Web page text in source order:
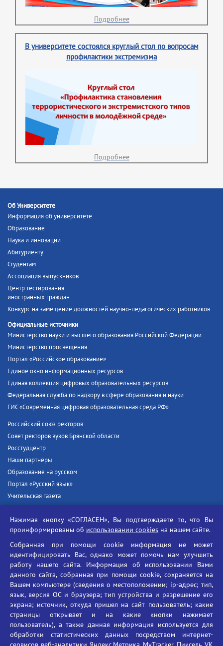
Подробнее
В университете состоялся круглый стол по вопросам
профилактики экстремизма
Подробнее
Об Университете
Информация об университете
Образование
Наука и инновации
Абитуриенту
Студентам
Ассоциация выпускников
Центр тестирования
иностранных граждан
Конкурс на замещение должностей научно-педагогических работников
Официальные источники
Министерство науки и высшего образования Российской Федерации
Министерство просвещения
Портал «Российское образование»
Единое окно информационных ресурсов
Единая коллекция цифровых образовательных ресурсов
Федеральная служба по надзору в сфере образования и науки
ГИС «Современная цифровая образовательная среда РФ»
Российский союз ректоров
Совет ректоров вузов Брянской области
Росстудцентр
Наши партнёры
Образование на русском
Портал «Русский язык»
Учительская газета
Единый портал государственных услуг
Противодействие угрозам информационной безопасности
Социальные ролики - Генеральная прокуратура РФ
Противодействие коррупции
БГУ против наркотиков
Брянский государственный университет
имени академика И.Г. Петровского
Время работы: пн-пт 09:00-18:00
Нажимая кнопку «СОГЛАСЕН», Вы подтверждаете то, что Вы
проинформированы об использовании cookies на нашем сайте.
Собранная при помощи cookie информация не может
идентифицировать Вас, однако может помочь нам улучшить
работу нашего сайта. Информация об использовании Вами
данного сайта, собранная при помощи cookie, сохраняется на
Вашем компьютере (сведения о местоположении; ip-адрес; тип,
язык, версия ОС и браузера; тип устройства и разрешение его
экрана; источник, откуда пришел на сайт пользователь; какие
страницы открывает и на какие кнопки нажимает
пользователь), а также данная информация используется для
обработки статистических данных посредством интернет-